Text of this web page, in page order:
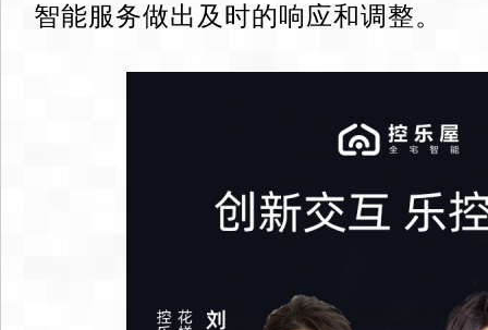
智能服务做出及时的响应和调整。